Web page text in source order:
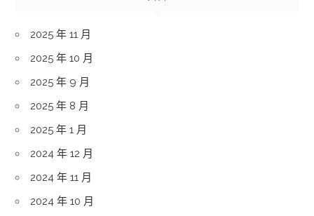
2025 年 11 月
2025 年 10 月
2025 年 9 月
2025 年 8 月
2025 年 1 月
2024 年 12 月
2024 年 11 月
2024 年 10 月